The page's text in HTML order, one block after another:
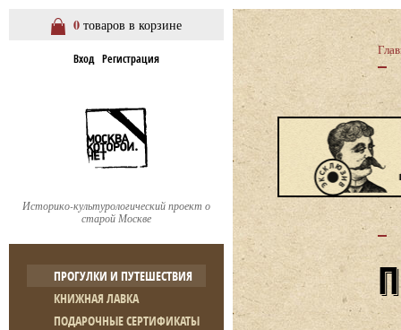
0 товаров в корзине
Вход Регистрация
Историко-культурологический проект о
старой Москве
ПРОГУЛКИ И ПУТЕШЕСТВИЯ
КНИЖНАЯ ЛАВКА
ПОДАРОЧНЫЕ СЕРТИФИКАТЫ